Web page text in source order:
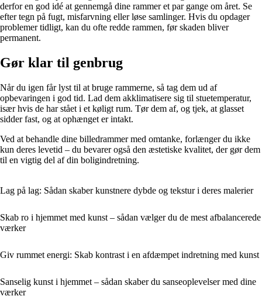
derfor en god idé at gennemgå dine rammer et par gange om året. Se
efter tegn på fugt, misfarvning eller løse samlinger. Hvis du opdager
problemer tidligt, kan du ofte redde rammen, før skaden bliver
permanent.
Gør klar til genbrug
Når du igen får lyst til at bruge rammerne, så tag dem ud af
opbevaringen i god tid. Lad dem akklimatisere sig til stuetemperatur,
især hvis de har stået i et køligt rum. Tør dem af, og tjek, at glasset
sidder fast, og at ophænget er intakt.
Ved at behandle dine billedrammer med omtanke, forlænger du ikke
kun deres levetid – du bevarer også den æstetiske kvalitet, der gør dem
til en vigtig del af din boligindretning.
Lag på lag: Sådan skaber kunstnere dybde og tekstur i deres malerier
Skab ro i hjemmet med kunst – sådan vælger du de mest afbalancerede
værker
Giv rummet energi: Skab kontrast i en afdæmpet indretning med kunst
Sanselig kunst i hjemmet – sådan skaber du sanseoplevelser med dine
værker